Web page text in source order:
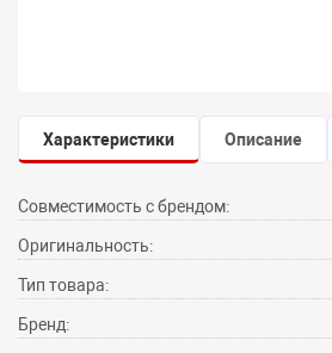
Характеристики Описание
Совместимость с брендом:
Оригинальность:
Тип товара:
Бренд: